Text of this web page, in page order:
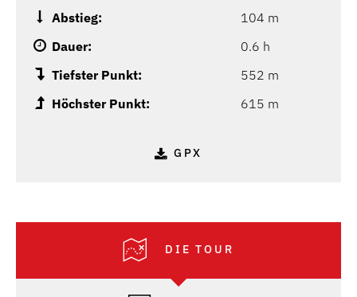
Abstieg:
104 m
Dauer:
0.6 h
Tiefster Punkt:
552 m
Höchster Punkt:
615 m
GPX
DIE TOUR